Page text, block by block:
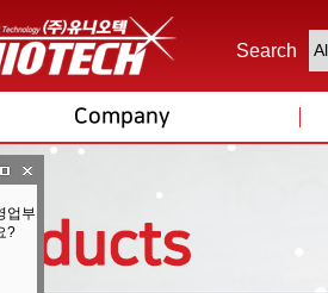
Search
Company